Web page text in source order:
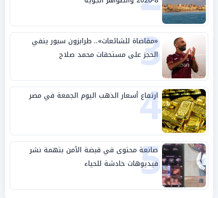
3
«مقاضاة للشائعات».. طرابزون سبور ينفي
الحجز على مستحقات محمد صلاح
4
ارتفاع أسعار الذهب اليوم الجمعة في مصر
5
صانعة محتوى في قبضة الأمن بتهمة نشر
فيديوهات خادشة للحياء